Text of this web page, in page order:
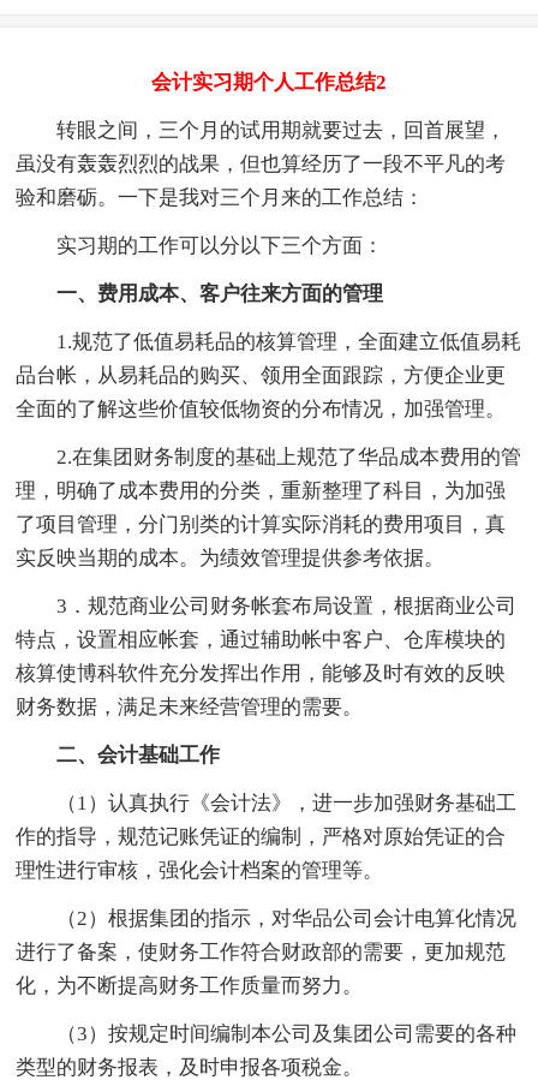
会计实习期个人工作总结2
转眼之间，三个月的试用期就要过去，回首展望，
虽没有轰轰烈烈的战果，但也算经历了一段不平凡的考
验和磨砺。一下是我对三个月来的工作总结：
实习期的工作可以分以下三个方面：
一、费用成本、客户往来方面的管理
1.规范了低值易耗品的核算管理，全面建立低值易耗
品台帐，从易耗品的购买、领用全面跟踪，方便企业更
全面的了解这些价值较低物资的分布情况，加强管理。
2.在集团财务制度的基础上规范了华品成本费用的管
理，明确了成本费用的分类，重新整理了科目，为加强
了项目管理，分门别类的计算实际消耗的费用项目，真
实反映当期的成本。为绩效管理提供参考依据。
3．规范商业公司财务帐套布局设置，根据商业公司
特点，设置相应帐套，通过辅助帐中客户、仓库模块的
核算使博科软件充分发挥出作用，能够及时有效的反映
财务数据，满足未来经营管理的需要。
二、会计基础工作
（1）认真执行《会计法》，进一步加强财务基础工
作的指导，规范记账凭证的编制，严格对原始凭证的合
理性进行审核，强化会计档案的管理等。
（2）根据集团的指示，对华品公司会计电算化情况
进行了备案，使财务工作符合财政部的需要，更加规范
化，为不断提高财务工作质量而努力。
（3）按规定时间编制本公司及集团公司需要的各种
类型的财务报表，及时申报各项税金。